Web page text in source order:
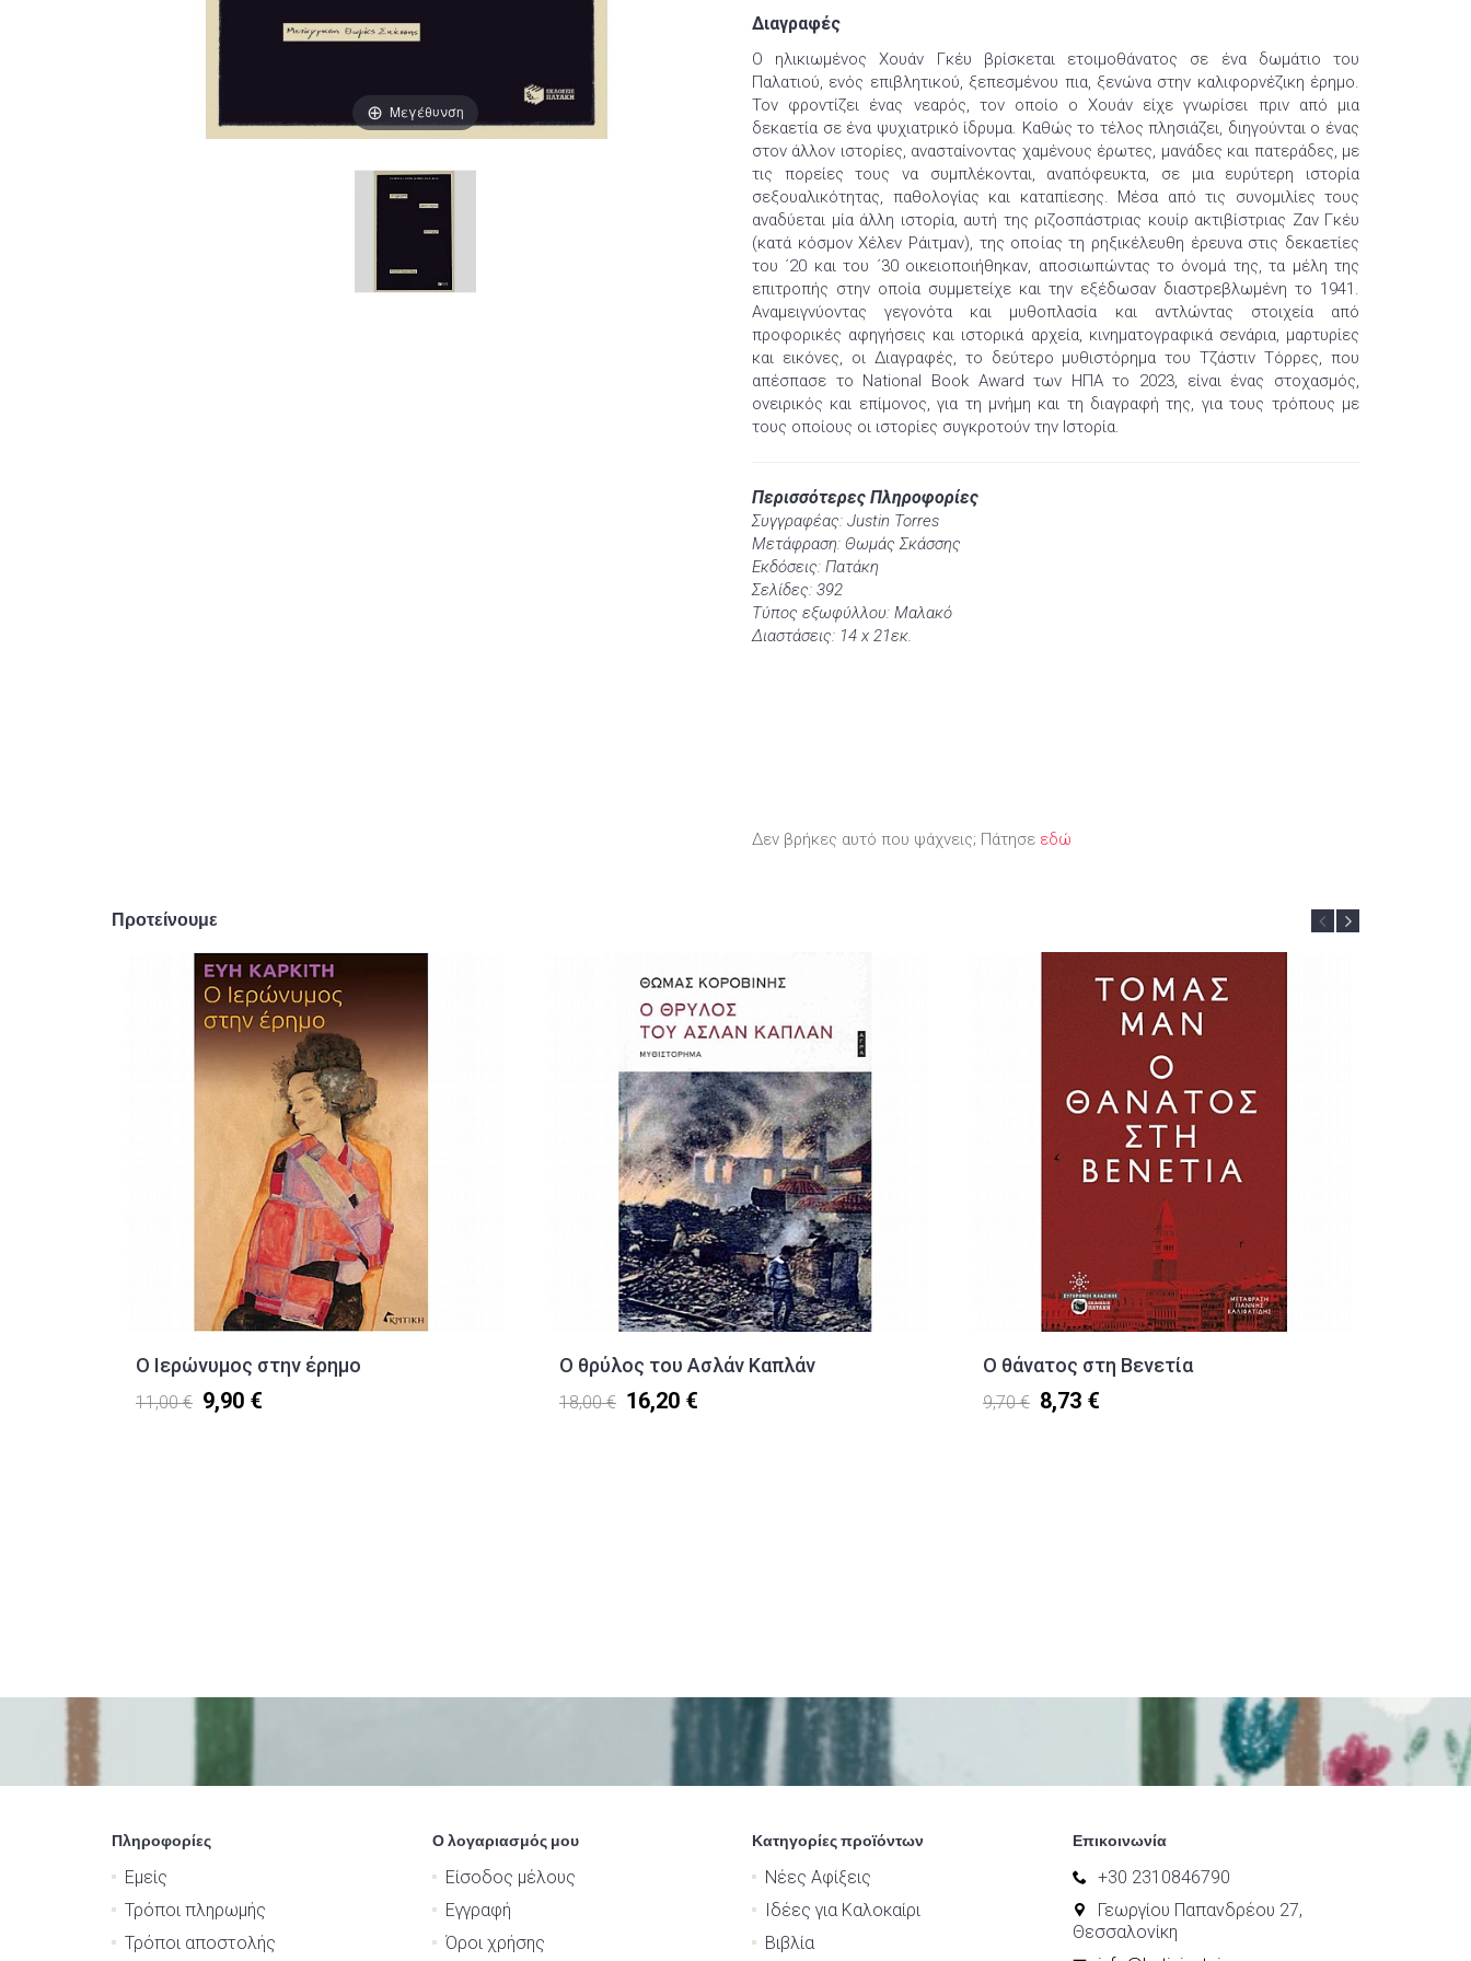
Μεγέθυνση
Διαγραφές
Ο ηλικιωμένος Χουάν Γκέυ βρίσκεται ετοιμοθάνατος σε ένα δωμάτιο του
Παλατιού, ενός επιβλητικού, ξεπεσμένου πια, ξενώνα στην καλιφορνέζικη έρημο.
Τον φροντίζει ένας νεαρός, τον οποίο ο Χουάν είχε γνωρίσει πριν από μια
δεκαετία σε ένα ψυχιατρικό ίδρυμα. Καθώς το τέλος πλησιάζει, διηγούνται ο ένας
στον άλλον ιστορίες, ανασταίνοντας χαμένους έρωτες, μανάδες και πατεράδες, με
τις πορείες τους να συμπλέκονται, αναπόφευκτα, σε μια ευρύτερη ιστορία
σεξουαλικότητας, παθολογίας και καταπίεσης. Μέσα από τις συνομιλίες τους
αναδύεται μία άλλη ιστορία, αυτή της ριζοσπάστριας κουίρ ακτιβίστριας Ζαν Γκέυ
(κατά κόσμον Χέλεν Ράιτμαν), της οποίας τη ρηξικέλευθη έρευνα στις δεκαετίες
του ´20 και του ´30 οικειοποιήθηκαν, αποσιωπώντας το όνομά της, τα μέλη της
επιτροπής στην οποία συμμετείχε και την εξέδωσαν διαστρεβλωμένη το 1941.
Αναμειγνύοντας γεγονότα και μυθοπλασία και αντλώντας στοιχεία από
προφορικές αφηγήσεις και ιστορικά αρχεία, κινηματογραφικά σενάρια, μαρτυρίες
και εικόνες, οι Διαγραφές, το δεύτερο μυθιστόρημα του Τζάστιν Τόρρες, που
απέσπασε το National Book Award των ΗΠΑ το 2023, είναι ένας στοχασμός,
ονειρικός και επίμονος, για τη μνήμη και τη διαγραφή της, για τους τρόπους με
τους οποίους οι ιστορίες συγκροτούν την Ιστορία.
Περισσότερες Πληροφορίες
Συγγραφέας: Justin Torres
Μετάφραση: Θωμάς Σκάσσης
Εκδόσεις: Πατάκη
Σελίδες: 392
Τύπος εξωφύλλου: Μαλακό
Διαστάσεις: 14 x 21εκ.
Δεν βρήκες αυτό που ψάχνεις; Πάτησε εδώ
Προτείνουμε
Ο Ιερώνυμος στην έρημο
11,00 € 9,90 €
Ο θρύλος του Ασλάν Καπλάν
18,00 € 16,20 €
Ο θάνατος στη Βενετία
9,70 € 8,73 €
Πληροφορίες
Εμείς
Τρόποι πληρωμής
Τρόποι αποστολής
Ο λογαριασμός μου
Είσοδος μέλους
Εγγραφή
Όροι χρήσης
Κατηγορίες προϊόντων
Νέες Αφίξεις
Ιδέες για Καλοκαίρι
Βιβλία
Επικοινωνία
+30 2310846790
Γεωργίου Παπανδρέου 27,
Θεσσαλονίκη